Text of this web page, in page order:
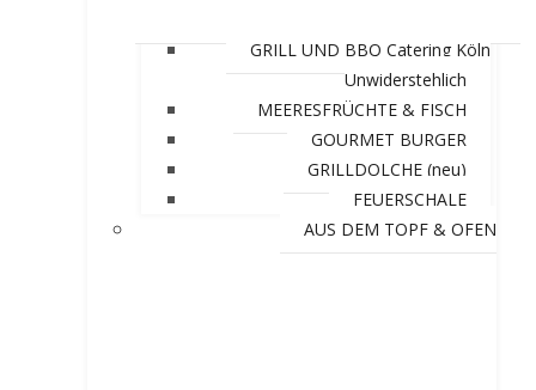
GRILL UND BBQ Catering Köln
Unwiderstehlich
MEERESFRÜCHTE & FISCH
GOURMET BURGER
GRILLDOLCHE (neu)
FEUERSCHALE
AUS DEM TOPF & OFEN